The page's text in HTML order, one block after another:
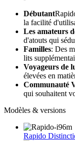
Débutant
la facilité
Les amateurs
d'atouts qui
Familles: Des
lits
Voyageurs de
élevées en
Communauté
qui souhaitent
Modèles & versions
Rapido